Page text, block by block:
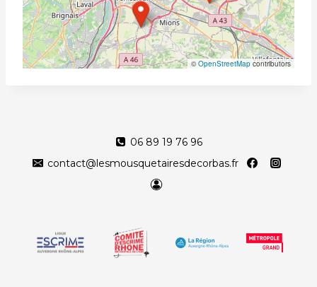
©OpenStreetMap contributors
06 89 19 76 96
contact@lesmousquetairesdecorbas.fr